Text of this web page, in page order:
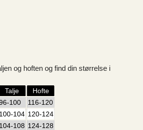
og hoften og find din størrelse i
Talje
Hofte
100
116-120
100-104 120-124
104-108 124-128